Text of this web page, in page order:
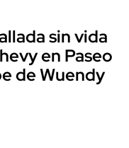
sin vida
en Paseo
de Wuendy